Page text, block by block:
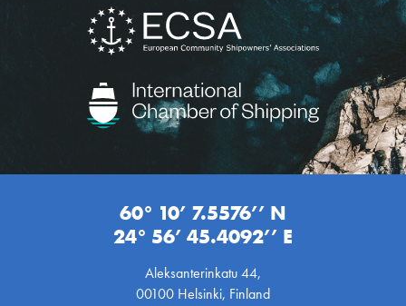
60° 10’ 7.5576’’ N
24° 56’ 45.4092’’ E
Aleksanterinkatu 44,
00100 Helsinki, Finland